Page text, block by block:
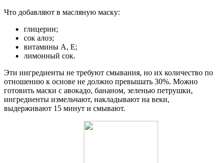
Что добавляют в масляную маску:
глицерин;
сок алоэ;
витамины A, E;
лимонный сок.
Эти ингредиенты не требуют смывания, но их количество по
отношению к основе не должно превышать 30%. Можно
готовить маски с авокадо, бананом, зеленью петрушки,
ингредиенты измельчают, накладывают на веки,
выдерживают 15 минут и смывают.